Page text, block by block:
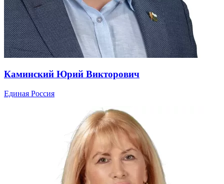
Каминский Юрий Викторович
Единая Россия